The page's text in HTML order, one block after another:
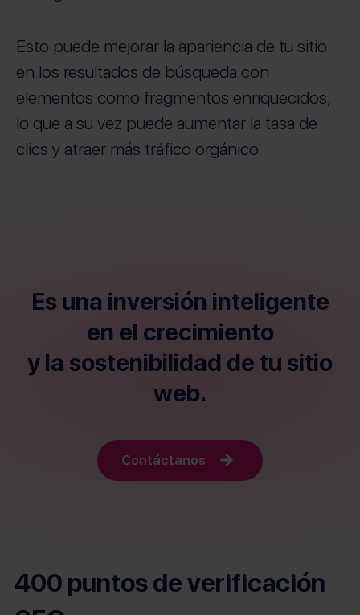
Esto puede mejorar la apariencia de tu sitio
en los resultados de búsqueda con
elementos como fragmentos enriquecidos,
lo que a su vez puede aumentar la tasa de
clics y atraer más tráfico orgánico.
Es una inversión inteligente
en el crecimiento
y la sostenibilidad de tu sitio
web.
Contáctanos
400 puntos de verificación